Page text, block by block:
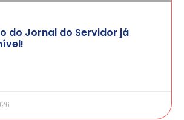
do Jornal do Servidor já